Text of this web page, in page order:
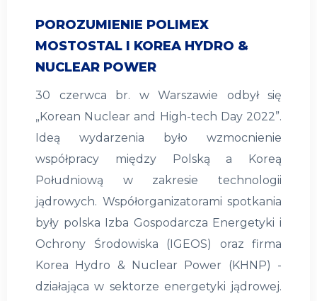
POROZUMIENIE POLIMEX
MOSTOSTAL I KOREA HYDRO &
NUCLEAR POWER
30 czerwca br. w Warszawie odbył się
„Korean Nuclear and High-tech Day 2022”.
Ideą wydarzenia było wzmocnienie
współpracy między Polską a Koreą
Południową w zakresie technologii
jądrowych. Współorganizatorami spotkania
były polska Izba Gospodarcza Energetyki i
Ochrony Środowiska (IGEOS) oraz firma
Korea Hydro & Nuclear Power (KHNP) -
działająca w sektorze energetyki jądrowej.